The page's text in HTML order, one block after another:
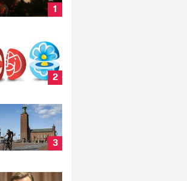
1
2
3